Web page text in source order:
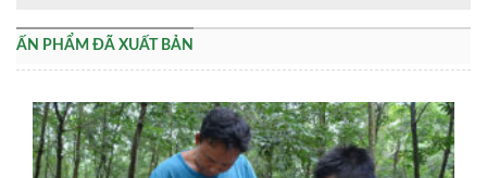
ẤN PHẨM ĐÃ XUẤT BẢN